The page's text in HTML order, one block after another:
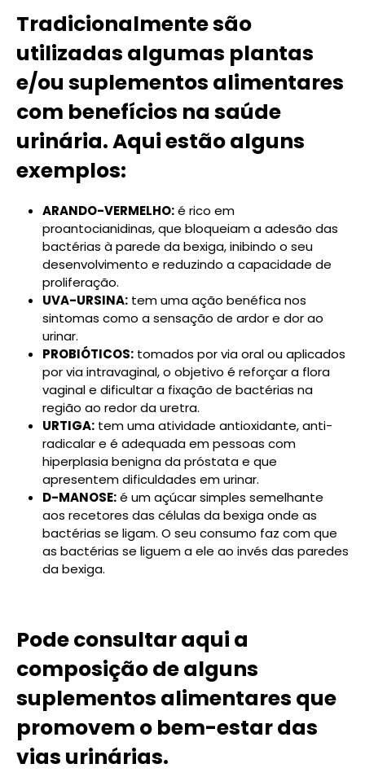
Tradicionalmente são
utilizadas algumas plantas
e/ou suplementos alimentares
com benefícios na saúde
urinária. Aqui estão alguns
exemplos:
ARANDO-VERMELHO:é rico em
proantocianidinas, que bloqueiam a adesão das
bactérias à parede da bexiga, inibindo o seu
desenvolvimento e reduzindo a capacidade de
proliferação.
UVA-URSINA: tem uma ação benéfica nos
sintomas como a sensação de ardor e dor ao
urinar.
PROBIÓTICOS: tomados por via oral ou aplicados
por via intravaginal, o objetivo é reforçar a flora
vaginal e dificultar a fixação de bactérias na
região ao redor da uretra.
URTIGA: tem uma atividade antioxidante, anti-
radicalar e é adequada em pessoas com
hiperplasia benigna da próstata e que
apresentem dificuldades em urinar.
D-MANOSE:é um açúcar simples semelhante
aos recetores das células da bexiga onde as
bactérias se ligam. O seu consumo faz com que
as bactérias se liguem a ele ao invés das paredes
da bexiga.
Pode consultar aqui a
composição de alguns
suplementos alimentares que
promovem o bem-estar das
vias urinárias.